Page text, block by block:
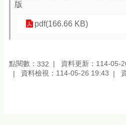
版
pdf(166.66 KB)
點閱數： 332
資料更新：114-05-
資料檢視：114-05-26 19:43